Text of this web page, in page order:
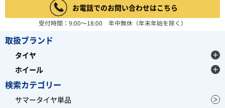
お電話でのお問い合わせはこちら
受付時間：9:00～18:00 年中無休（年末年始を除く）
取扱ブランド
タイヤ
ホイール
検索カテゴリー
サマータイヤ単品